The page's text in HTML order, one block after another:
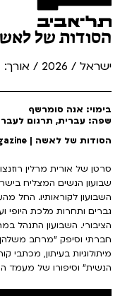
הסודות של
ישראל / 2026 / אורך: 55
בימוי: אנה סומרשף
שפה: עברית, תרגום
הסודות של לאשה | LAISHA - The Story of a Women's Magazine
שבועון הנשים המצליח
השבועון לקוראותיו. החל
גברים ותחרות מלכת היופי
הציבורי. השבועון התנהל
חברתי וסיפק "מרחב
מיתולוגיות בעיתון, מכתבי
הנשית" וסיפורו של מעמד